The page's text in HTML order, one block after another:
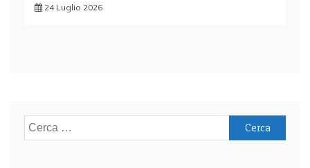
24 Luglio 2026
Ricerca
per: